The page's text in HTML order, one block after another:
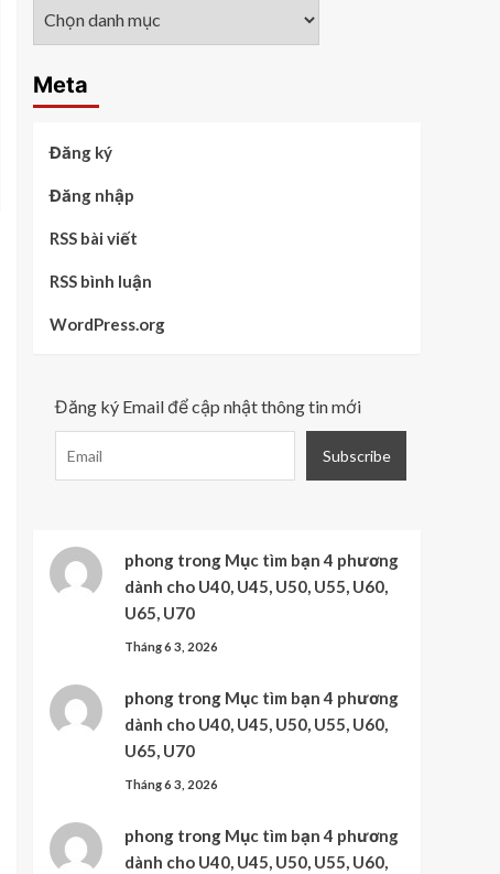
Meta
Đăng ký
Đăng nhập
RSS bài viết
RSS bình luận
WordPress.org
Đăng ký Email để cập nhật thông tin mới
phongtrong Mục tìm bạn 4 phương
dành cho U40, U45, U50, U55, U60,
U65, U70
Tháng 6 3, 2026
phongtrong Mục tìm bạn 4 phương
dành cho U40, U45, U50, U55, U60,
U65, U70
Tháng 6 3, 2026
phongtrong Mục tìm bạn 4 phương
dành cho U40, U45, U50, U55, U60,